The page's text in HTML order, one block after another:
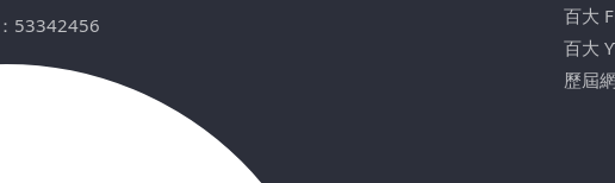
53342456
百大
百大
歷屆